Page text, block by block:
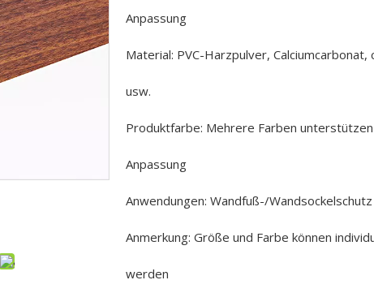
Anpassung
Material: PVC-Harzpulver, Calciumcarbonat,
usw.
Produktfarbe: Mehrere Farben
Anpassung
Anwendungen: Wandfuß-/Wandsockelschutz
Anmerkung: Größe und Farbe können
werden